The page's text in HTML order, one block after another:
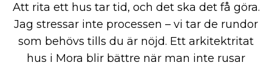
Att rita ett hus tar tid, och det ska det få göra.
Jag stressar inte processen – vi tar de rundor
som behövs tills du är nöjd. Ett arkitektritat
hus i Mora blir bättre när man inte rusar